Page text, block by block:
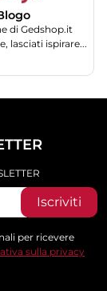
di Gedshop.it
lasciati ispirare...
Iscriviti
per ricevere
sulla privacy